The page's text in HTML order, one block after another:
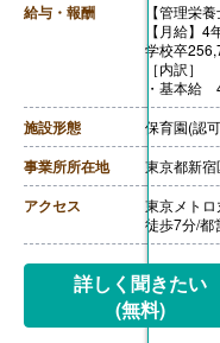
給与・報酬
【管理栄
【月給】
学校卒
［内訳］
・基本給
7,500円
・施設手当
・資格手当
・処遇改
【賞与】年
【昇給】
【通勤手
施設形態 保育園(認
事業所所在地
アクセス
東京メト
徒歩7分/都
詳しく聞きたい
(無料)